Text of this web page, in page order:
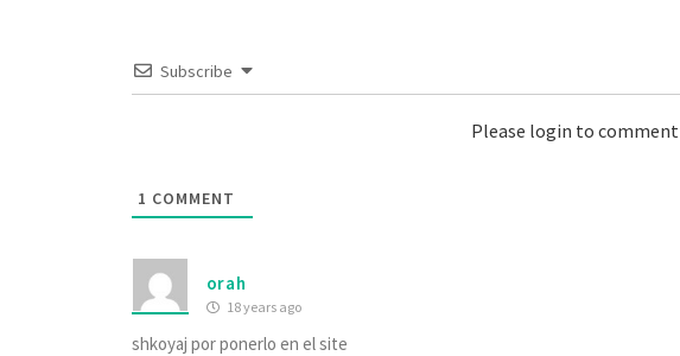
Subscribe
Please login to comment
1 COMMENT
orah
18 years ago
shkoyaj por ponerlo en el site